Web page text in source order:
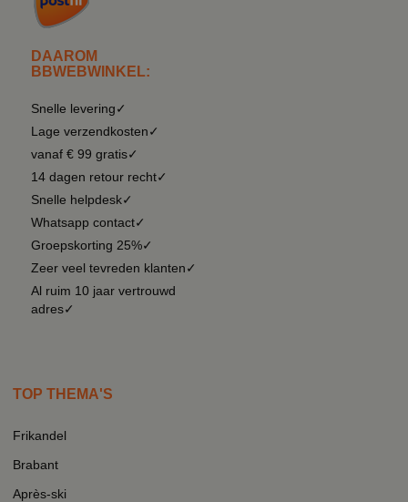
DAAROM
BBWEBWINKEL:
Snelle levering✓
Lage verzendkosten✓
vanaf € 99 gratis✓
14 dagen retour recht✓
Snelle helpdesk✓
Whatsapp contact✓
Groepskorting 25%✓
Zeer veel tevreden klanten✓
Al ruim 10 jaar vertrouwd
adres✓
TOP THEMA'S
Frikandel
Brabant
Après-ski